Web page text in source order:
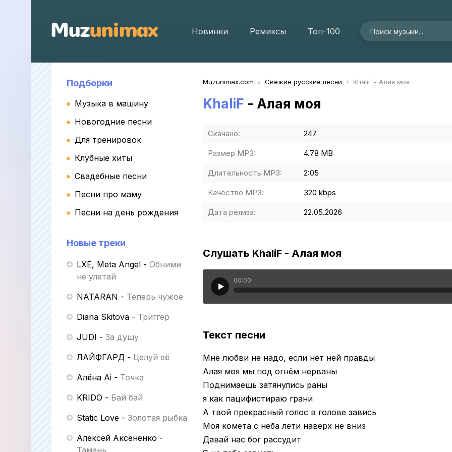
Новинки Ремиксы Топ-100
Подборки
Музыка в машину
Новогодние песни
Для тренировок
Клубные хиты
Свадебные песни
Песни про маму
Песни на день рождения
Новые треки
LXE, Meta Angel - Обними
не улетай
NATARAN - Теперь чужое
Diana Skitova - Триггер
JUDI - За душу
ЛАЙФГАРД - Целуй её
Алёна Ai - Точка
KRIDO - Бай бай
Static Love - Золотая рыбка
Алексей Аксененко -
Тамань
Muzunimax.com Свежие русские песни KhaliF - Алая моя
KhaliF - Алая моя
Скачано: 247
Размер MP3: 4.78 MB
Длительность MP3: 2:05
Качество MP3: 320 kbps
Дата релиза: 22.05.2026
Слушать KhaliF - Алая моя
00:00
Текст песни
Мне любви не надо, если нет ней правды
Алая моя мы под огнём нерваны
Поднимаешь затянулись раны
я как пацифистираю грани
А твой прекрасный голос в голове завись
Моя комета с неба лети наверх не вниз
Давай нас бог рассудит